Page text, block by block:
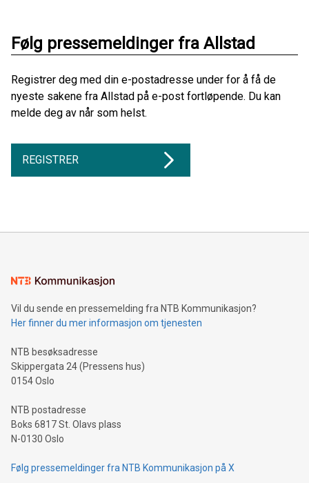
Følg pressemeldinger fra Allstad
Registrer deg med din e-postadresse under for å få de
nyeste sakene fra Allstad på e-post fortløpende. Du kan
melde deg av når som helst.
REGISTRER
Vil du sende en pressemelding fra NTB Kommunikasjon?
Her finner du mer informasjon om tjenesten
NTB besøksadresse
Skippergata 24 (Pressens hus)
0154 Oslo
NTB postadresse
Boks 6817 St. Olavs plass
N-0130 Oslo
Følg pressemeldinger fra NTB Kommunikasjon på X